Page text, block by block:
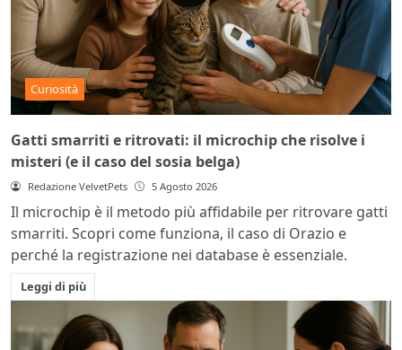
Curiosità
Gatti smarriti e ritrovati: il microchip che risolve i
misteri (e il caso del sosia belga)
Redazione VelvetPets 5 Agosto 2026
Il microchip è il metodo più affidabile per ritrovare gatti
smarriti. Scopri come funziona, il caso di Orazio e
perché la registrazione nei database è essenziale.
Leggi di più